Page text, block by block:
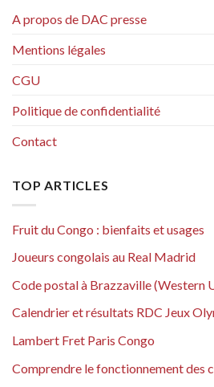
A propos de DAC presse
Mentions légales
CGU
Politique de confidentialité
Contact
TOP ARTICLES
Fruit du Congo : bienfaits et usages
Joueurs congolais au Real Madrid
Code postal à Brazzaville (Western
Calendrier et résultats RDC Jeux
Lambert Fret Paris Congo
Comprendre le fonctionnement des